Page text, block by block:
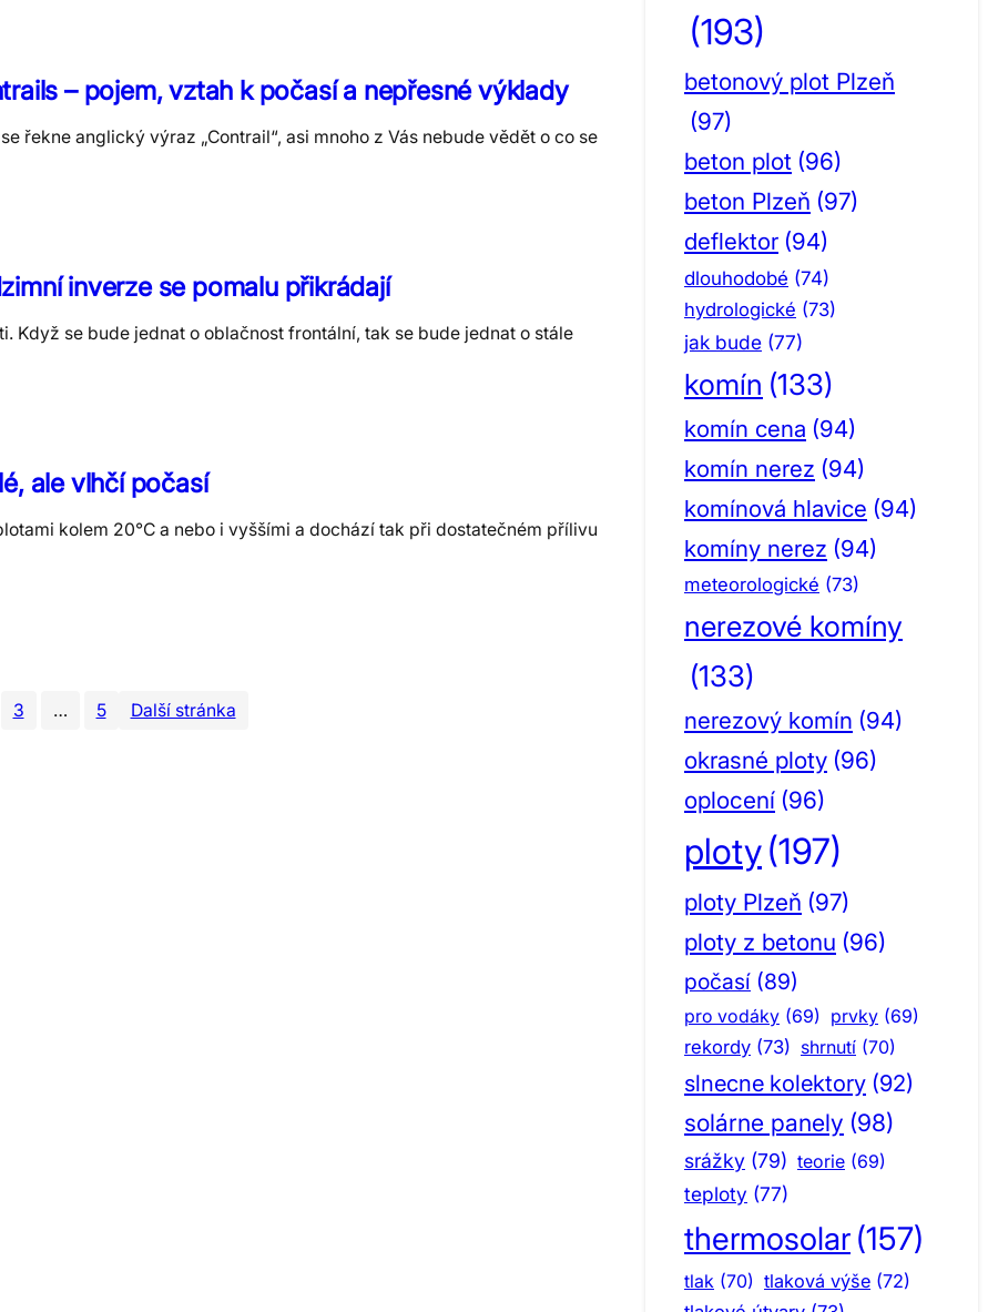
– pojem, vztah k počasí a nepřesné výklady
řekne anglický výraz „Contrail“, asi mnoho z Vás nebude vědět o co se
inverze se pomalu přikrádají
Když se bude jednat o oblačnost frontální, tak se bude jednat o stále
ale vlhčí počasí
kolem 20°C a nebo i vyššími a dochází tak při dostatečném přílivu
3 … 5 Další stránka
(193)
betonový plot Plzeň
(97)
beton plot (96)
beton Plzeň (97)
deflektor (94)
dlouhodobé (74)
hydrologické (73)
jak bude (77)
komín (133)
komín cena (94)
komín nerez (94)
komínová hlavice (94)
komíny nerez (94)
meteorologické (73)
nerezové komíny
(133)
nerezový komín (94)
okrasné ploty (96)
oplocení (96)
ploty(197)
ploty Plzeň (97)
ploty z betonu (96)
počasí (89)
pro vodáky (69) prvky (69)
rekordy (73) shrnutí (70)
slnecne kolektory (92)
solárne panely (98)
srážky (79) teorie (69)
teploty (77)
thermosolar (157)
tlak (70) tlaková výše (72)